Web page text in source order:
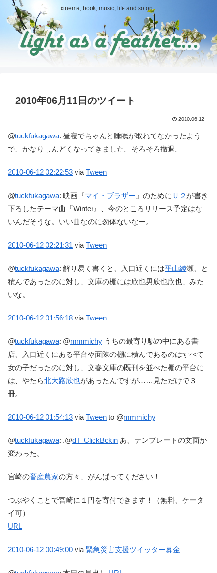
cinema, book, music, life and so on...
2010年06月11日のツイート
2010.06.12
@tuckfukagawa: 昼寝でちゃんと睡眠が取れてなかったよう
で、かなりしんどくなってきました。そろそろ撤退。
2010-06-12 02:22:53 via Tween
@tuckfukagawa: 映画『マイ・ブラザー 』のために Ｕ２ が書き
下ろしたテーマ曲『Winter』、今のところリリース予定はな
いんだそうな。いい曲なのに勿体ないなー。
2010-06-12 02:21:31 via Tween
@tuckfukagawa: 解り易く書くと、入口近くには平山綾瀬、と
積んであったのに対し、文庫の棚には欣也男欣也欣也、みた
いな。
2010-06-12 01:56:18 via Tween
@tuckfukagawa: @mmmichy うちの最寄り駅の中にある書
店、入口近くにある平台や面陳の棚に積んであるのはすべて
女の子だったのに対し、文春文庫の既刊を並べた棚の平台に
は、やたら北大路欣也があったんですが……見ただけで３
冊。
2010-06-12 01:54:13 via Tween to @mmmichy
@tuckfukagawa: .@dff_ClickBokin あ、テンプレートの文面が
変わった。
宮崎の畜産農家の方々、がんばってください！
つぶやくことで宮崎に１円を寄付できます！（無料、ケータ
イ可）
URL
2010-06-12 00:49:00 via 緊急災害支援ツイッター募金